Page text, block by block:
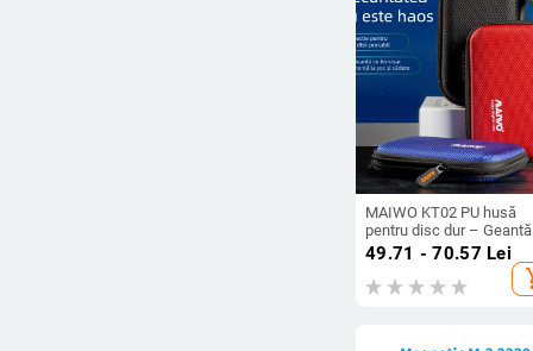
MAIWO KT02 PU husă
pentru disc dur – Geantă
digitală portabilă,
OEM, include 1 pachet
stocare pentru disc dur
49.71 - 70.57 Lei